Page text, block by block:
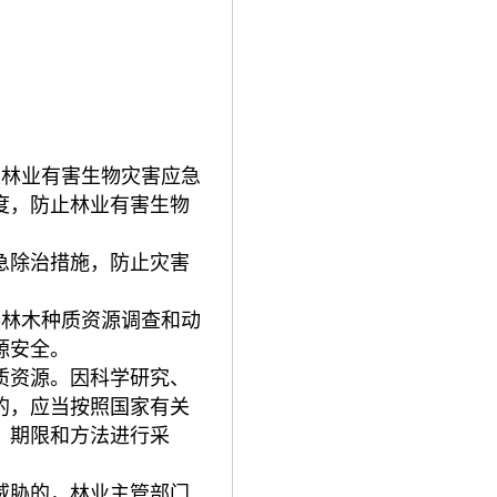
业有害生物灾害应急
，防止林业有害生物
除治措施，防止灾害
木种质资源调查和动
全。
源。因科学研究、
，应当按照国家有关
期限和方法进行采